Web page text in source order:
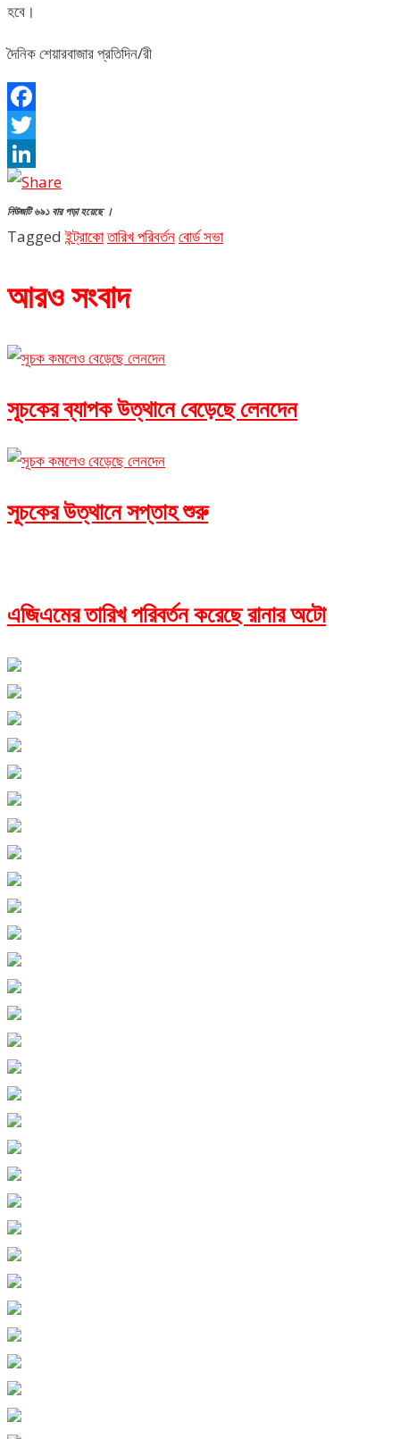
হবে।
দৈনিক শেয়ারবাজার প্রতিদিন/রী
Facebook
Twitter
LinkedIn
নিউজটি ৬৯১ বার পড়া হয়েছে ।
Taggedইন্ট্রাকোতারিখ পরিবর্তনবোর্ড সভা
আরও সংবাদ
সূচকের ব্যাপক উত্থানে বেড়েছে লেনদেন
সূচকের উত্থানে সপ্তাহ শুরু
এজিএমের তারিখ পরিবর্তন করেছে রানার অটো